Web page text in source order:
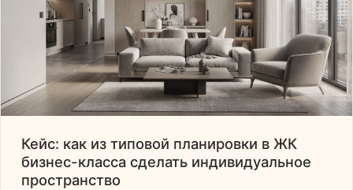
Кейс: как из типовой планировки в ЖК
бизнес-класса сделать индивидуальное
пространство